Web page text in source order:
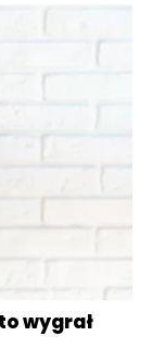
wygrał